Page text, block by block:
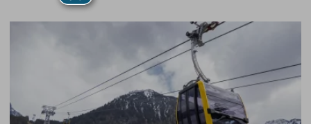
Mountainbike transport